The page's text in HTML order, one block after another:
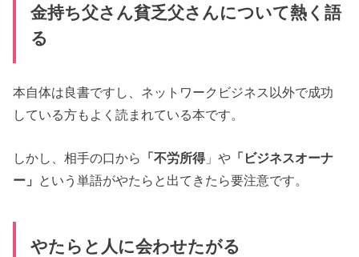
金持ち父さん貧乏父さんについて熱く語
る
本自体は良書ですし、ネットワークビジネス以外で成功
している方もよく読まれている本です。
しかし、相手の口から 「不労所得」や 「ビジネスオーナ
ー」 という単語がやたらと出てきたら要注意です。
やたらと人に会わせたがる